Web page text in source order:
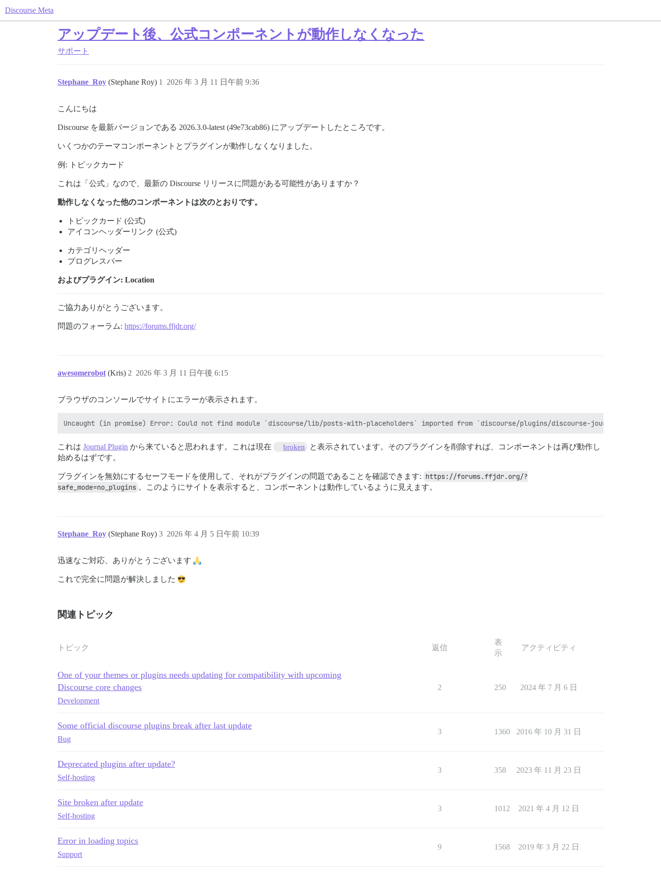
Discourse Meta
アップデート後、公式コンポーネントが動作しなくなった
サポート
Stephane_Roy (Stephane Roy) 2026 年 3 月 11 日午前 9:36
1
こんにちは
Discourse を最新バージョンである 2026.3.0-latest (49e73cab86) にアップデートしたところです。
いくつかのテーマコンポーネントとプラグインが動作しなくなりました。
例: トピックカード
これは「公式」なので、最新の Discourse リリースに問題がある可能性がありますか？
動作しなくなった他のコンポーネントは次のとおりです。
トピックカード (公式)
アイコンヘッダーリンク (公式)
カテゴリヘッダー
プログレスバー
およびプラグイン: Location
ご協力ありがとうございます。
問題のフォーラム: https://forums.ffjdr.org/
awesomerobot (Kris) 2026 年 3 月 11 日午後 6:15
2
ブラウザのコンソールでサイトにエラーが表示されます。
これは Journal Plugin から来ていると思われます。これは現在 broken
と表示されています。そのプラグインを削除すれば、コンポーネントは再び動作し
始めるはずです。
プラグインを無効にするセーフモードを使用して、それがプラグインの問題であることを確認できます: https://forums.ffjdr.org/?
safe_mode=no_plugins 。このようにサイトを表示すると、コンポーネントは動作しているように見えます。
Stephane_Roy (Stephane Roy) 2026 年 4 月 5 日午前 10:39
3
迅速なご対応、ありがとうございます
これで完全に問題が解決しました
関連トピック
トピック 返信
表
示
アクティビティ
One of your themes or plugins needs updating for compatibility with upcoming
Discourse core changes
Development
2 250 2024 年 7 月 6 日
Some official discourse plugins break after last update
Bug
3 1360 2016 年 10 月 31 日
Deprecated plugins after update?
Self-hosting
3 358 2023 年 11 月 23 日
Site broken after update
Self-hosting
3 1012 2021 年 4 月 12 日
Error in loading topics
Support
9 1568 2019 年 3 月 22 日